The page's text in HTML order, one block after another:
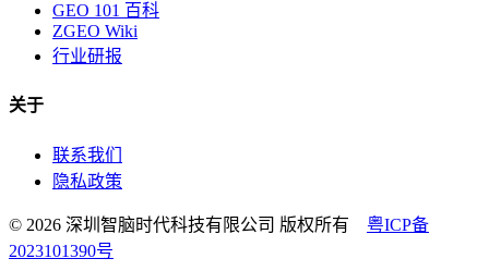
GEO 101 百科
ZGEO Wiki
行业研报
关于
联系我们
隐私政策
© 2026 深圳智脑时代科技有限公司 版权所有 粤ICP备
2023101390号